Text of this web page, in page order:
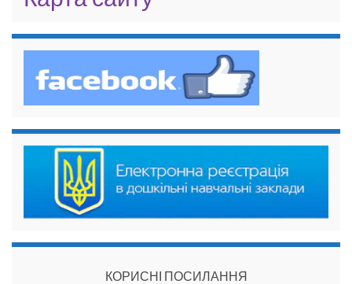
КОРИСНІ ПОСИЛАННЯ